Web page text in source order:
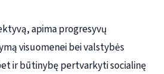
apima progresyvų
visuomenei bei valstybės
ir būtinybę pertvarkyti socialinę